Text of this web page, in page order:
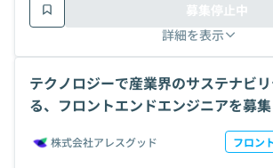
詳細を表示
募集停止中
テクノロジーで産業界のサステナビ
る、フロントエンドエンジニアを募集
株式会社アレスグッド フロン